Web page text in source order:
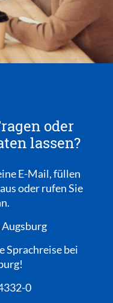
oder
lassen?
E-Mail, füllen
oder rufen Sie
Sprachreise bei
0